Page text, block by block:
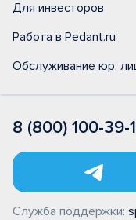
Для инвесторов
Работа в Pedant.ru
Обслуживание юр.
8 (800) 100-39-
Служба поддержки: